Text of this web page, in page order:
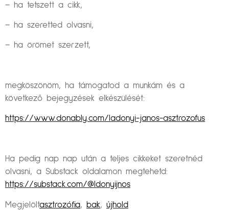
– ha tetszett a cikk,
– ha szeretted olvasni,
– ha örömet szerzett,
megköszönöm, ha támogatod a munkám és a
következő bejegyzések elkészülését:
https://www.donably.com/ladonyi-janos-asztrozofus
Ha pedig nap nap után a teljes cikkeket szeretnéd
olvasni, a Substack oldalamon megtehetd:
https://substack.com/@ldonyijnos
Megjelöltasztrozófia, bak, újhold